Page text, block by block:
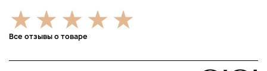
Все отзывы о товаре